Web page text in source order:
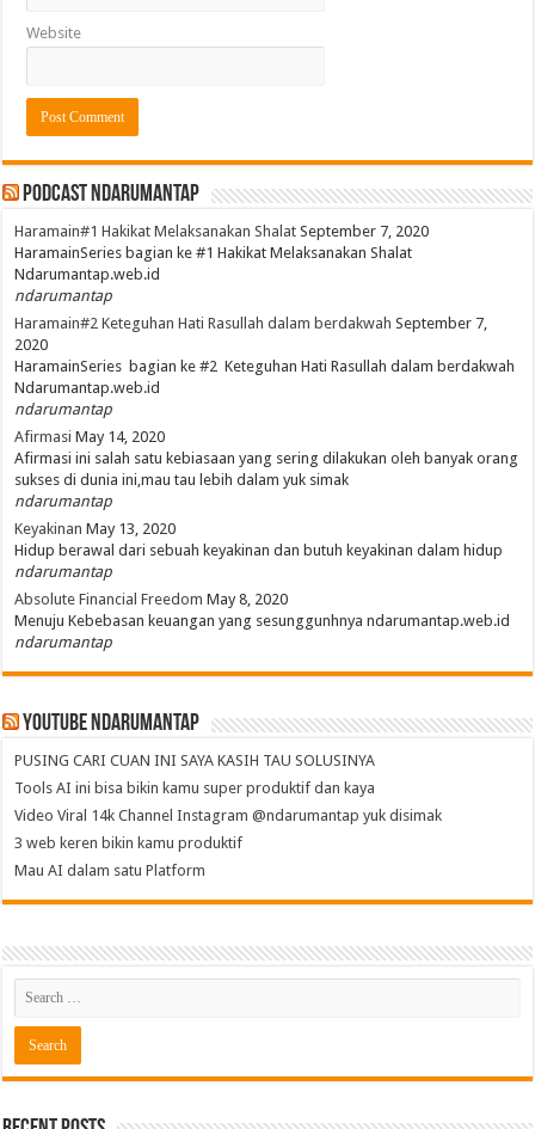
Website
PodCast NdaruMantap
Haramain#1 Hakikat Melaksanakan Shalat September 7, 2020
HaramainSeries bagian ke #1 Hakikat Melaksanakan Shalat
Ndarumantap.web.id
ndarumantap
Haramain#2 Keteguhan Hati Rasullah dalam berdakwah September 7,
2020
HaramainSeries bagian ke #2 Keteguhan Hati Rasullah dalam berdakwah
Ndarumantap.web.id
ndarumantap
Afirmasi May 14, 2020
Afirmasi ini salah satu kebiasaan yang sering dilakukan oleh banyak orang
sukses di dunia ini,mau tau lebih dalam yuk simak
ndarumantap
Keyakinan May 13, 2020
Hidup berawal dari sebuah keyakinan dan butuh keyakinan dalam hidup
ndarumantap
Absolute Financial Freedom May 8, 2020
Menuju Kebebasan keuangan yang sesunggunhnya ndarumantap.web.id
ndarumantap
Youtube NdaruMantap
PUSING CARI CUAN INI SAYA KASIH TAU SOLUSINYA
Tools AI ini bisa bikin kamu super produktif dan kaya
Video Viral 14k Channel Instagram @ndarumantap yuk disimak
3 web keren bikin kamu produktif
Mau AI dalam satu Platform